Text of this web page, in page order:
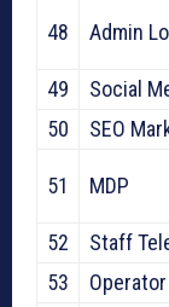
48 Admin
49
Social
50
SEO
51 MDP
52
Staff
53